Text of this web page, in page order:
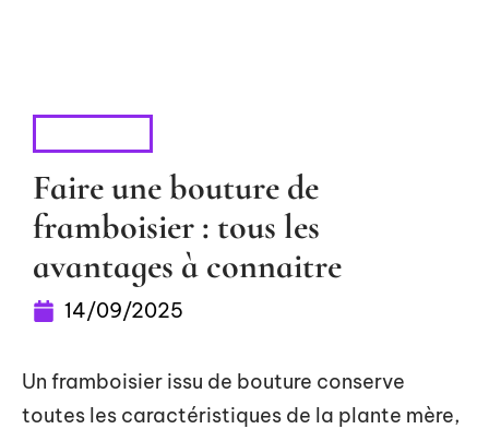
Faire une bouture de
framboisier : tous les
avantages à connaitre
14/09/2025
Un framboisier issu de bouture conserve
toutes les caractéristiques de la plante mère,